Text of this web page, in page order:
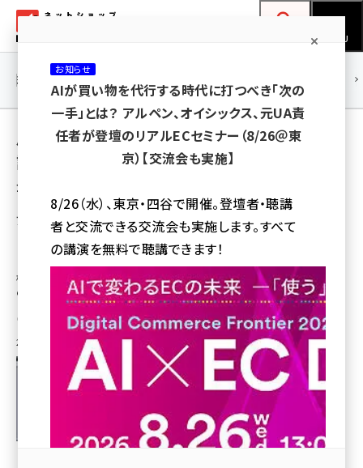
ン
ネットショップ担当者フォーラム
MENU
yahoo (1908)
楽天 (1876)
アスクル (1122)
base (1083)
ビィ・フォアード (781)
revico (744)
連載・特集 |
用語「ZETA RECOMMEND」 が使われている
記事の一覧
全 19 記事中 1 ～ 19 を表示中
アルペン、ECサイトのレコメンドエンジンに
「ZETA RECOMMEND」を導入
「アルペングループオンラインストア」は2019年10月にEC商品検索・サイト内
検索エンジン「ZETA SEARCH」を実装。レコメンド機能全体の強化を図るた
めに「ZETA RECOMMEND」を導入した
瀧川 正実
2021年12月15日 9:00
お知らせ
AIが買い物を代行する時代に打つべき「次の
一手」とは？ アルペン、オイシックス、元UA責
任者が登壇のリアルECセミナー（8/26＠東
京）【交流会も実施】
8/26（水）、東京・四谷で開催。登壇者・聴講
者と交流できる交流会も実施します。すべて
の講演を無料で聴講できます！